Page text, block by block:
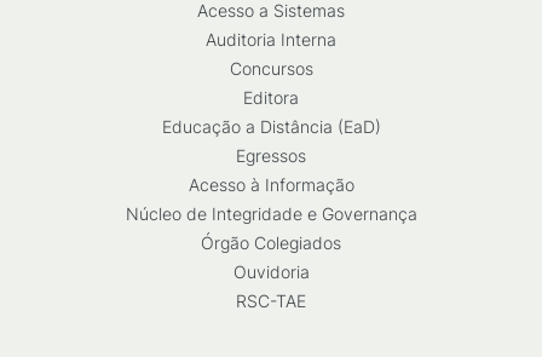
Acesso a Sistemas
Auditoria Interna
Concursos
Editora
Educação a Distância (EaD)
Egressos
Acesso à Informação
Núcleo de Integridade e Governança
Órgão Colegiados
Ouvidoria
RSC-TAE